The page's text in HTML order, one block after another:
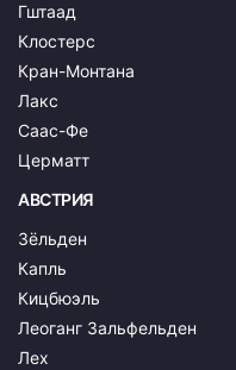
Гштаад
Клостерс
Кран-Монтана
Лакс
Саас-Фе
Церматт
АВСТРИЯ
Зёльден
Капль
Кицбюэль
Леоганг Зальфельден
Лех